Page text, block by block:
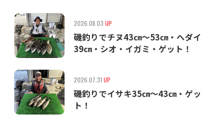
2026.08.03 UP
磯釣りでチヌ43㎝〜53㎝・ヘダイ
39㎝・シオ・イガミ・ゲット！
2026.07.31 UP
磯釣りでイサキ35㎝〜43㎝・ゲッ
ト！